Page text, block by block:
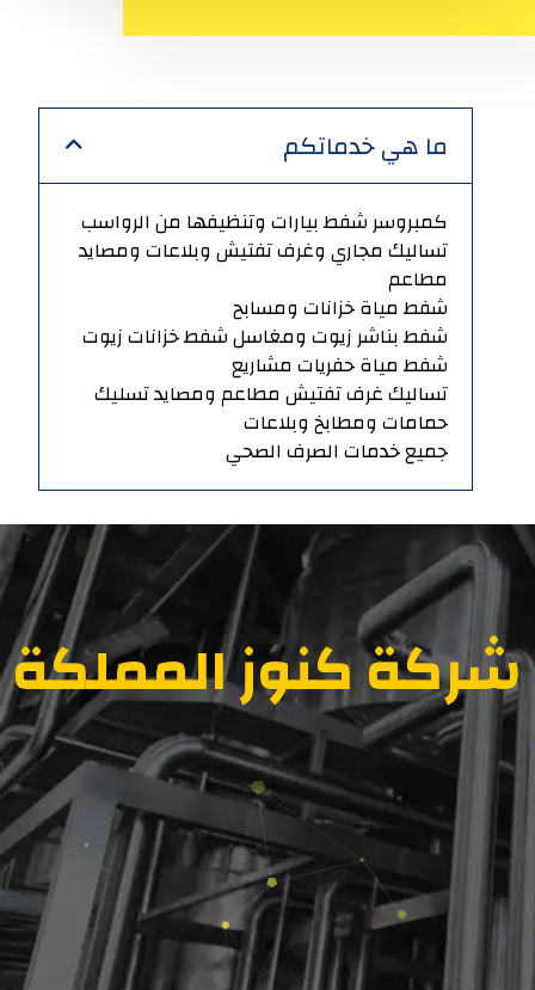
ما هي خدماتكم
كمبروسر شفط بيارات وتنظيفها من الرواسب
تساليك مجاري وغرف تفتيش وبلاعات ومصايد
مطاعم
شفط مياة خزانات ومسابح
شفط بناشر زيوت ومغاسل شفط خزانات زيوت
شفط مياة حفريات مشاريع
تساليك غرف تفتيش مطاعم ومصايد تسليك
حمامات ومطابخ وبلاعات
جميع خدمات الصرف الصحي
شركة كنوز المملكة